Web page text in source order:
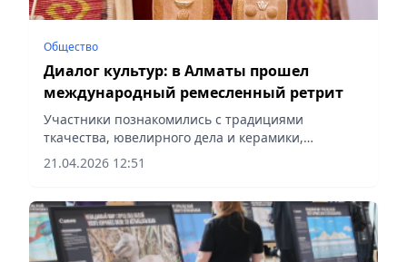
Общество
Диалог культур: в Алматы прошел
международный ремесленный ретрит
Участники познакомились с традициями
ткачества, ювелирного дела и керамики,
сообщает vecher.kz.
21.04.2026 12:51